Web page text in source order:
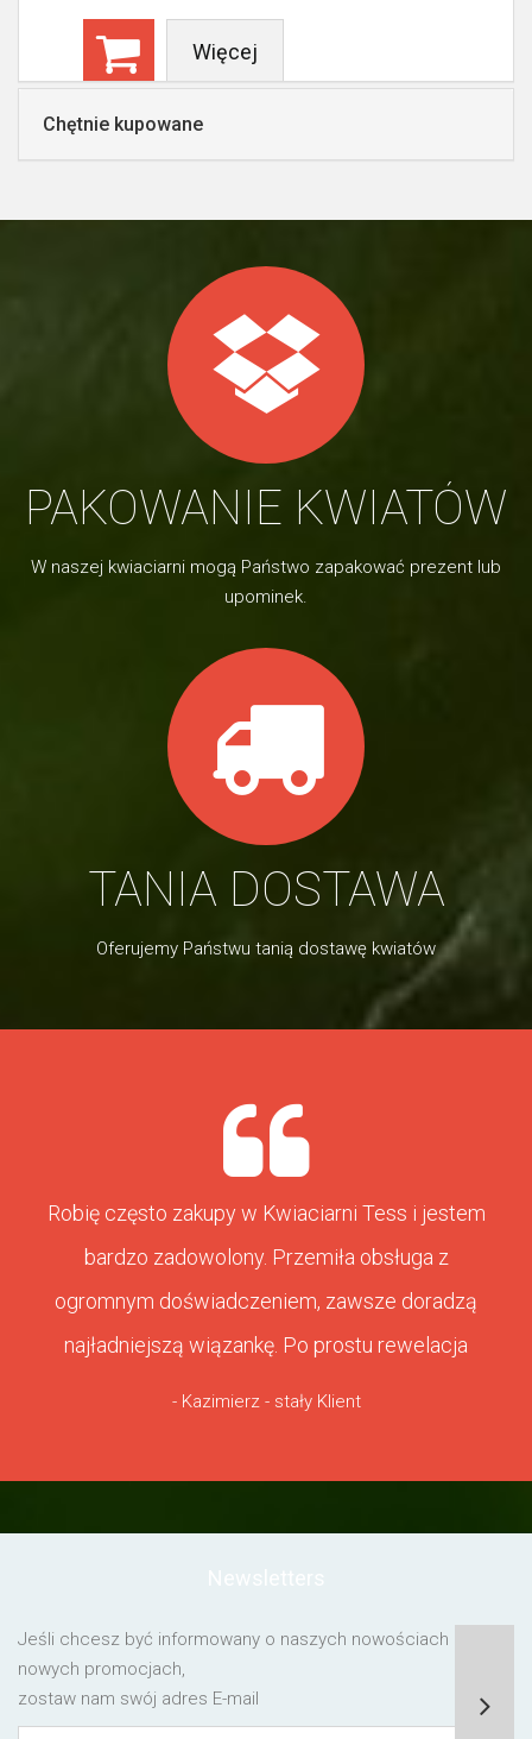
Więcej
Chętnie kupowane
PAKOWANIE KWIATÓW
W naszej kwiaciarni mogą Państwo zapakować prezent lub
upominek.
TANIA DOSTAWA
Oferujemy Państwu tanią dostawę kwiatów
Robię często zakupy w Kwiaciarni Tess i jestem
bardzo zadowolony. Przemiła obsługa z
ogromnym doświadczeniem, zawsze doradzą
najładniejszą wiązankę. Po prostu rewelacja
- Kazimierz - stały Klient
Jeśli chcesz być informowany o naszych nowościach lub o
nowych promocjach,
zostaw nam swój adres E-mail